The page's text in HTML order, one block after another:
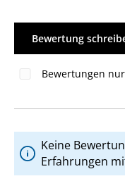
Bewertung
Bewertungen
Keine
Erfahrungen